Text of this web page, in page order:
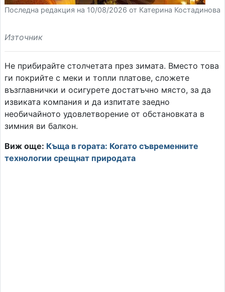
Последна редакция на 10/08/2026 от Катерина Костадинова
Източник
Не прибирайте столчетата през зимата. Вместо това
ги покрийте с меки и топли платове, сложете
възглавнички и осигурете достатъчно място, за да
извиката компания и да изпитате заедно
необичайното удовлетворение от обстановката в
зимния ви балкон.
Виж още: Къща в гората: Когато съвременните
технологии срещнат природата